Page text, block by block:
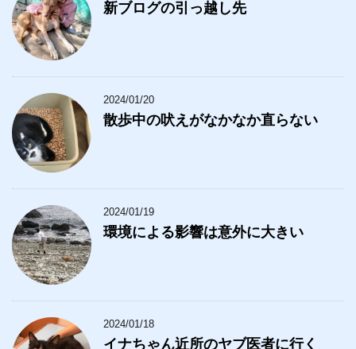
新ブログの引っ越し先
2024/01/20
散歩中の吠えがなかなか直らない
2024/01/19
環境による影響は意外に大きい
2024/01/18
イナちゃん近所のヤブ医者に行く